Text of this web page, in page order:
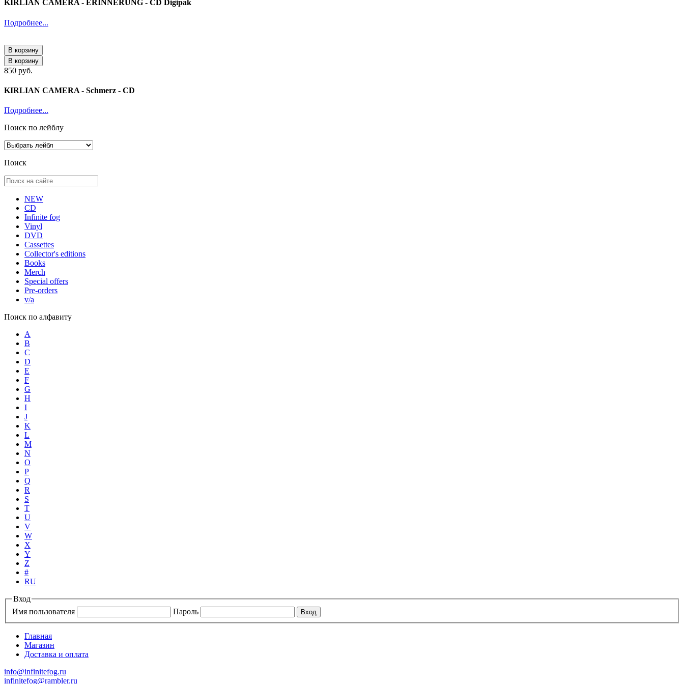
KIRLIAN CAMERA - ERINNERUNG - CD Digipak
Подробнее...
В корзину
В корзину
850 руб.
KIRLIAN CAMERA - Schmerz - CD
Подробнее...
Поиск по лейблу
Поиск
NEW
CD
Infinite fog
Vinyl
DVD
Cassettes
Collector's editions
Books
Merch
Special offers
Pre-orders
v/a
Поиск по алфавиту
A
B
C
D
E
F
G
H
I
J
K
L
M
N
O
P
Q
R
S
T
U
V
W
X
Y
Z
#
RU
Вход
Имя пользователя
Пароль
Главная
Магазин
Доставка и оплата
info@infinitefog.ru
infinitefog@rambler.ru